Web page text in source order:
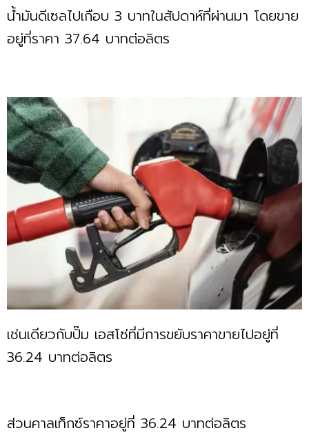
น้ำมันดีเซลไปเกือบ 3 บาทในสัปดาห์ที่ผ่านมา โดยขาย
อยู่ที่ราคา 37.64 บาทต่อลิตร
เช่นเดียวกับปั๊ม เอสโซ่ที่มีการขยับราคาขายไปอยู่ที่
36.24 บาทต่อลิตร
ส่วนคาลเท็กซ์ราคาอยู่ที่ 36.24 บาทต่อลิตร